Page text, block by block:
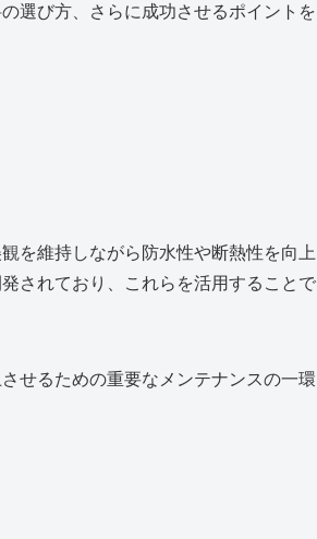
選び方、さらに成功させるポイントを
を維持しながら防水性や断熱性を向上
されており、これらを活用することで
せるための重要なメンテナンスの一環